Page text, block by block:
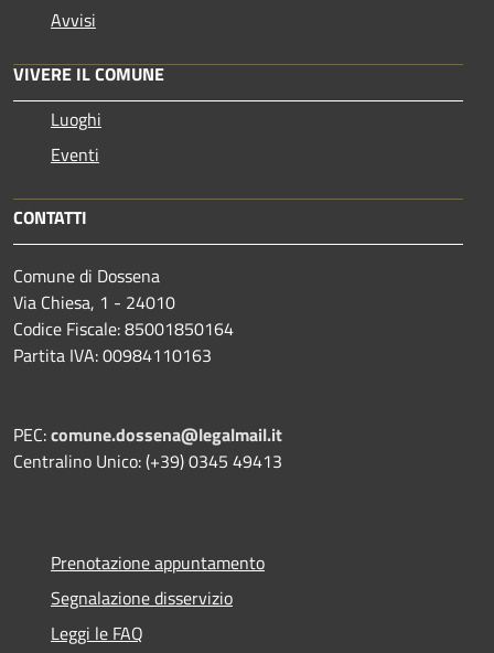
Avvisi
VIVERE IL COMUNE
Luoghi
Eventi
CONTATTI
Comune di Dossena
Via Chiesa, 1 - 24010
Codice Fiscale: 85001850164
Partita IVA: 00984110163
PEC:comune.dossena@legalmail.it
Centralino Unico: (+39) 0345 49413
Prenotazione appuntamento
Segnalazione disservizio
Leggi le FAQ